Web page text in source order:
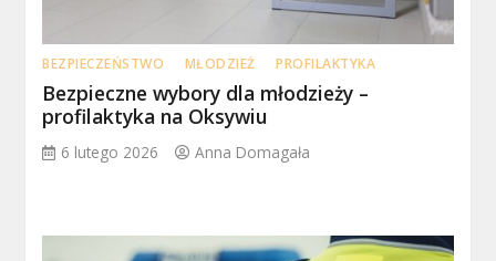
BEZPIECZEŃSTWO MŁODZIEŻ PROFILAKTYKA
Bezpieczne wybory dla młodzieży –
profilaktyka na Oksywiu
6 lutego 2026 Anna Domagała